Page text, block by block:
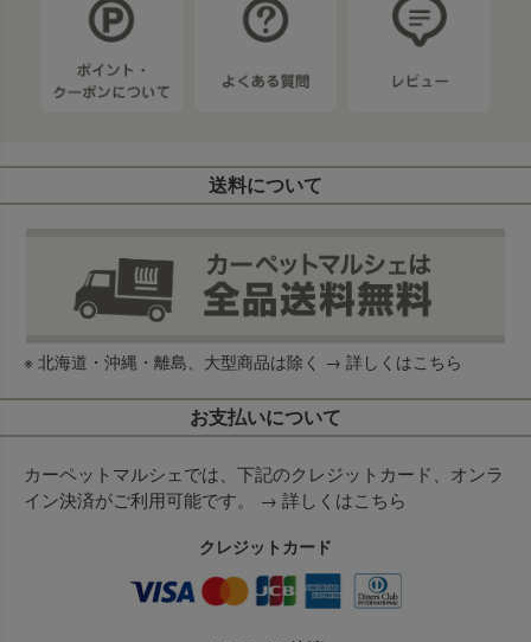
送料について
※ 北海道・沖縄・離島、大型商品は除く → 詳しくはこちら
お支払いについて
カーペットマルシェでは、下記のクレジットカード、オンラ
イン決済がご利用可能です。 → 詳しくはこちら
クレジットカード